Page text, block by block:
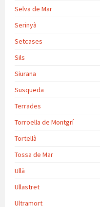
Selva de Mar
Serinyà
Setcases
Sils
Siurana
Susqueda
Terrades
Torroella de Montgrí
Tortellà
Tossa de Mar
Ullà
Ullastret
Ultramort